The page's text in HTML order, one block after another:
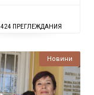
424 ПРЕГЛЕЖДАНИЯ
Новини